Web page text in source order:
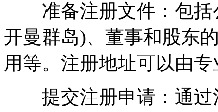
准备注册文件：包括
开曼群岛)、董事和股东
用等。注册地址可以由
提交注册申请：通过